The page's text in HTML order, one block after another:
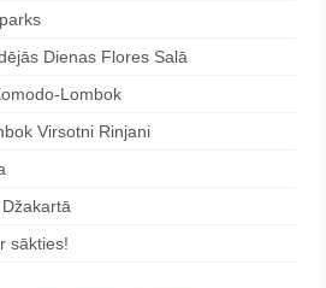
Dienas Flores Salā
Lombok
Virsotni Rinjani
sākties!